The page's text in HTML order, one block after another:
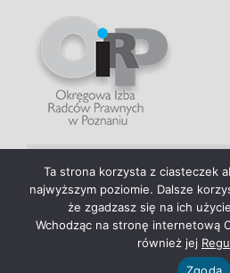
Ta strona korzysta z ciasteczek
najwyższym poziomie. Dalsze
że zgadzasz się na ich
Wchodząc na stronę internetową
również jej
Zgoda